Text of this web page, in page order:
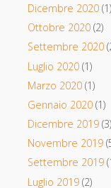
Dicembre 2020(1)
Ottobre 2020(2)
Settembre 2020
Luglio 2020(1)
Marzo 2020(1)
Gennaio 2020(1)
Dicembre 2019(3)
Novembre 2019
Settembre 2019
Luglio 2019(2)